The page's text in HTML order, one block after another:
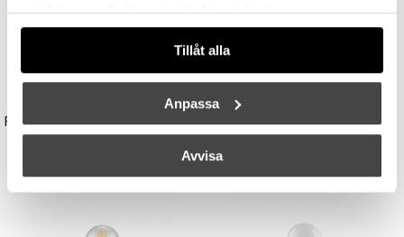
samlat in när du har använt deras tjänster.
Tillåt alla
Anpassa
Avvisa
Reflektor MR11 28W (=35W) GU10